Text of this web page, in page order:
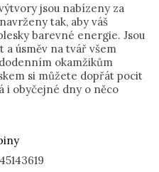
jsou nabízeny za
tak, aby váš
barevné energie. Jsou
a úsměv na tvář všem
okamžikům
si můžete dopřát pocit
i obyčejné dny o něco